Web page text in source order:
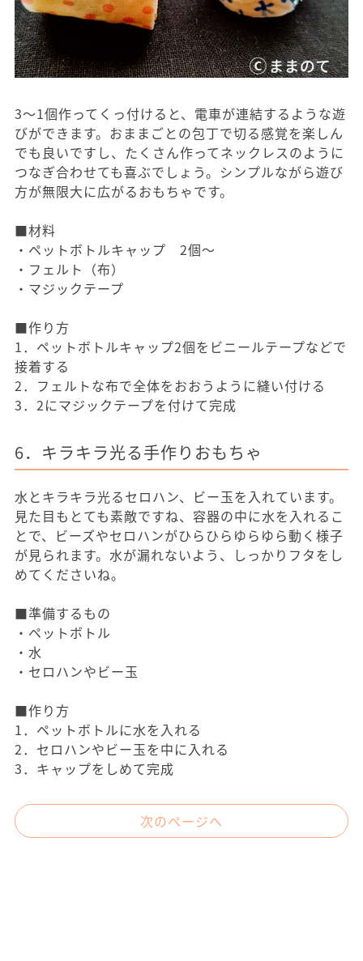
3～1個作ってくっ付けると、電車が連結するような遊
びができます。おままごとの包丁で切る感覚を楽しん
でも良いですし、たくさん作ってネックレスのように
つなぎ合わせても喜ぶでしょう。シンプルながら遊び
方が無限大に広がるおもちゃです。
■材料
・ペットボトルキャップ 2個～
・フェルト（布）
・マジックテープ
■作り方
1．ペットボトルキャップ2個をビニールテープなどで
接着する
2．フェルトな布で全体をおおうように縫い付ける
3．2にマジックテープを付けて完成
6．キラキラ光る手作りおもちゃ
水とキラキラ光るセロハン、ビー玉を入れています。
見た目もとても素敵ですね、容器の中に水を入れるこ
とで、ビーズやセロハンがひらひらゆらゆら動く様子
が見られます。水が漏れないよう、しっかりフタをし
めてくださいね。
■準備するもの
・ペットボトル
・水
・セロハンやビー玉
■作り方
1．ペットボトルに水を入れる
2．セロハンやビー玉を中に入れる
3．キャップをしめて完成
次のページへ